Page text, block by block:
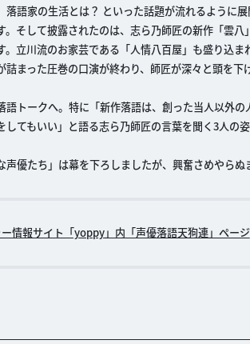
落語家の生活とは？ といった話題が流れるように
。そして披露されたのは、志ら乃師匠の新作「雲
。立川流のお家芸である「人情八百屋」も盛り込
まった圧巻の口演が終わり、師匠が深々と頭を下
語トークへ。特に「新作落語は、創った当人以外
てもいい」と語る志ら乃師匠の言葉を聞く3人の姿
声優たち」は幕を下ろしましたが、興奮さめやら
情報サイト「yoppy」内「声優落語天狗連」ページ